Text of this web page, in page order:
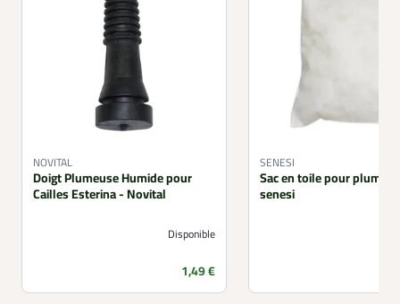
NOVITAL
Doigt Plumeuse Humide pour
Cailles Esterina - Novital
Disponible
Prix
1,49 €
SENESI
Sac en toile pour
senesi